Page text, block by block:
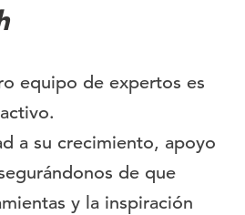
equipo de expertos es
a su crecimiento, apoyo
de que
y la inspiración